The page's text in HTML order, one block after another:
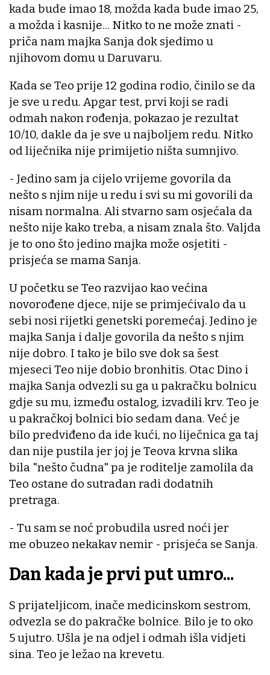
kada bude imao 18, možda kada bude imao 25,
a možda i kasnije... Nitko to ne može znati -
priča nam majka Sanja dok sjedimo u
njihovom domu u Daruvaru.
Kada se Teo prije 12 godina rodio, činilo se da
je sve u redu. Apgar test, prvi koji se radi
odmah nakon rođenja, pokazao je rezultat
10/10, dakle da je sve u najboljem redu. Nitko
od liječnika nije primijetio ništa sumnjivo.
- Jedino sam ja cijelo vrijeme govorila da
nešto s njim nije u redu i svi su mi govorili da
nisam normalna. Ali stvarno sam osjećala da
nešto nije kako treba, a nisam znala što. Valjda
je to ono što jedino majka može osjetiti -
prisjeća se mama Sanja.
U početku se Teo razvijao kao većina
novorođene djece, nije se primjećivalo da u
sebi nosi rijetki genetski poremećaj. Jedino je
majka Sanja i dalje govorila da nešto s njim
nije dobro. I tako je bilo sve dok sa šest
mjeseci Teo nije dobio bronhitis. Otac Dino i
majka Sanja odvezli su ga u pakračku bolnicu
gdje su mu, između ostalog, izvadili krv. Teo je
u pakračkoj bolnici bio sedam dana. Već je
bilo predviđeno da ide kući, no liječnica ga taj
dan nije pustila jer joj je Teova krvna slika
bila "nešto čudna" pa je roditelje zamolila da
Teo ostane do sutradan radi dodatnih
pretraga.
- Tu sam se noć probudila usred noći jer
me obuzeo nekakav nemir - prisjeća se Sanja.
Dan kada je prvi put umro...
S prijateljicom, inače medicinskom sestrom,
odvezla se do pakračke bolnice. Bilo je to oko
5 ujutro. Ušla je na odjel i odmah išla vidjeti
sina. Teo je ležao na krevetu.